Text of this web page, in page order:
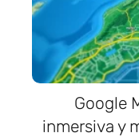
Google
inmersiva y